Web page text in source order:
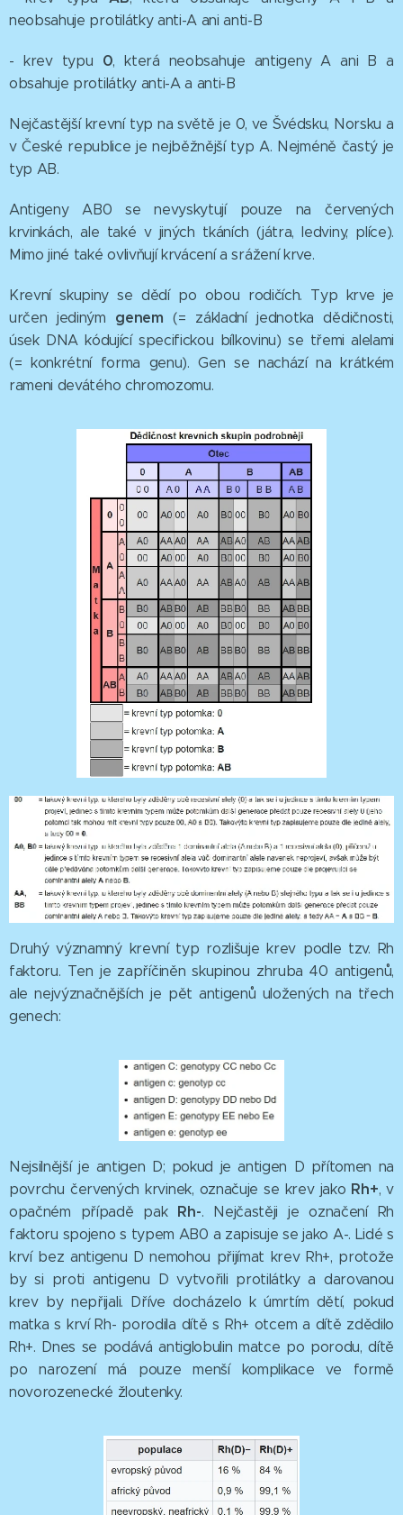
neobsahuje protilátky anti-A ani anti-B
- krev typu 0, která neobsahuje antigeny A ani B a
obsahuje protilátky anti-A a anti-B
Nejčastější krevní typ na světě je 0, ve Švédsku, Norsku a
v České republice je nejběžnější typ A. Nejméně častý je
typ AB.
Antigeny AB0 se nevyskytují pouze na červených
krvinkách, ale také v jiných tkáních (játra, ledviny, plíce).
Mimo jiné také ovlivňují krvácení a srážení krve.
Krevní skupiny se dědí po obou rodičích. Typ krve je
určen jediným genem (= základní jednotka dědičnosti,
úsek DNA kódující specifickou bílkovinu) se třemi alelami
(= konkrétní forma genu). Gen se nachází na krátkém
rameni devátého chromozomu.
Druhý významný krevní typ rozlišuje krev podle tzv. Rh
faktoru. Ten je zapříčiněn skupinou zhruba 40 antigenů,
ale nejvýznačnějších je pět antigenů uložených na třech
genech:
Nejsilnější je antigen D; pokud je antigen D přítomen na
povrchu červených krvinek, označuje se krev jako Rh+, v
opačném případě pak Rh-. Nejčastěji je označení Rh
faktoru spojeno s typem AB0 a zapisuje se jako A-. Lidé s
krví bez antigenu D nemohou přijímat krev Rh+, protože
by si proti antigenu D vytvořili protilátky a darovanou
krev by nepřijali. Dříve docházelo k úmrtím dětí, pokud
matka s krví Rh- porodila dítě s Rh+ otcem a dítě zdědilo
Rh+. Dnes se podává antiglobulin matce po porodu, dítě
po narození má pouze menší komplikace ve formě
novorozenecké žloutenky.